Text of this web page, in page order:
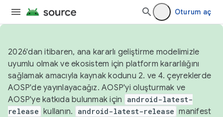
Oturum aç
2026'dan itibaren, ana kararlı geliştirme modelimizle
uyumlu olmak ve ekosistem için platform kararlılığını
sağlamak amacıyla kaynak kodunu 2. ve 4. çeyreklerde
AOSP'de yayınlayacağız. AOSP'yi oluşturmak ve
AOSP'ye katkıda bulunmak için
android-latest-
release kullanın. android-latest-release manifest